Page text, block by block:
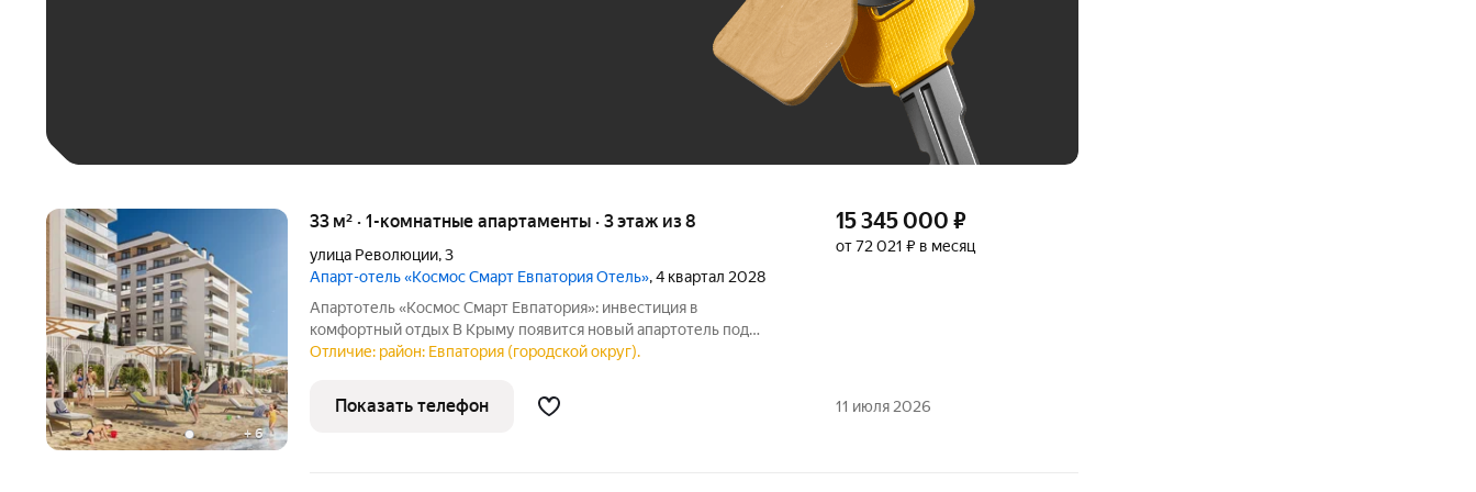
+6
33 м² · 1-комнатные апартаменты · 3 этаж из 8
улица Революции,3
Апарт-отель «Космос Смарт Евпатория Отель», 4 квартал 2028
Апартотель «Космос Смарт Евпатория»: инвестиция в
комфортный отдых В Крыму появится новый апартотель под
управлением федерального оператора CosmosHotelGroup
отдыха и инвестиций: вы можете
15 345 000 ₽
от 72 021 ₽ в месяц
Отличие: район: Евпатория (городской округ).
Показать телефон 11 июля 2026